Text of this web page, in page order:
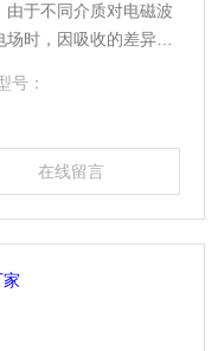
于不同介质对电磁波
时，因吸收的差异，
号：
在线留言